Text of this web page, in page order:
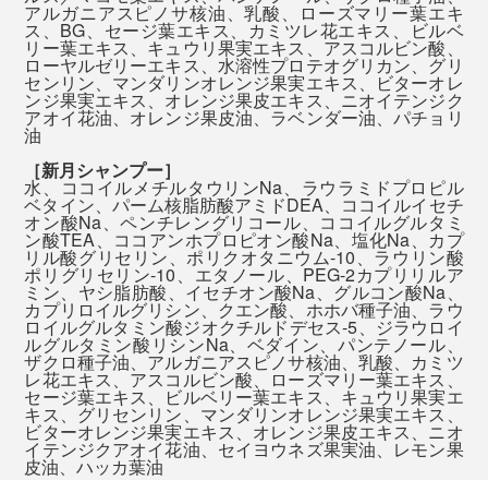
『MANGETSU（満月）』と『SINGETSU（新月）』、
香りの選び方は自由です。好みや気分に合せて、どちら
かの香りを選んだり、月の満ち欠けに合せて使い分けた
り。
大好きな香りで全身を洗いながら、自然ならではの心地
よさを、たっぷり浴びてください。
今までのように、化粧水にオイル、クリームと、何重も
塗り重ねるような保湿ケアは、必要ないはずです。
『MANGETSU（満月）』『SINGETSU（新月）』の全
身シャンプーは、年間1,000人以上の髪を扱うトップサ
ロンオーナーを始め、薬剤師やコスメ処方研究員といっ
たエキスパートたちが、試作しては、プロの美容師たち
とともに使用感をチェック。
本当の心地よさのために、50回以上の試作をくり返し
本品は、『MANGETSU（満月）』『SINGETSU（新
月）』の全身シャンプー各2袋とバスソルト各2袋のギフ
トセット。自宅だけでなく、旅行や出張、ジムへ持って
いってもちょうどいいサイズです。
アルガニアスピノサ核油、乳酸、ローズマリー葉エキ
ス、BG、セージ葉エキス、カミツレ花エキス、ビルベ
リー葉エキス、キュウリ果実エキス、アスコルビン酸、
ローヤルゼリーエキス、水溶性プロテオグリカン、グリ
センリン、マンダリンオレンジ果実エキス、ビターオレ
ンジ果実エキス、オレンジ果皮エキス、ニオイテンジク
アオイ花油、オレンジ果皮油、ラベンダー油、パチョリ
油
［新月シャンプー］
水、ココイルメチルタウリンNa、ラウラミドプロピル
ベタイン、パーム核脂肪酸アミドDEA、ココイルイセチ
オン酸Na、ペンチレングリコール、ココイルグルタミ
ン酸TEA、ココアンホプロピオン酸Na、塩化Na、カプ
リル酸グリセリン、ポリクオタニウム-10、ラウリン酸
ポリグリセリン-10、エタノール、PEG-2カプリリルア
ミン、ヤシ脂肪酸、イセチオン酸Na、グルコン酸Na、
カプリロイルグリシン、クエン酸、ホホバ種子油、ラウ
ロイルグルタミン酸ジオクチルドデセス-5、ジラウロイ
ルグルタミン酸リシンNa、ベダイン、パンテノール、
ザクロ種子油、アルガニアスピノサ核油、乳酸、カミツ
レ花エキス、アスコルビン酸、ローズマリー葉エキス、
セージ葉エキス、ビルベリー葉エキス、キュウリ果実エ
キス、グリセンリン、マンダリンオレンジ果実エキス、
ビターオレンジ果実エキス、オレンジ果皮エキス、ニオ
イテンジクアオイ花油、セイヨウネズ果実油、レモン果
皮油、ハッカ葉油